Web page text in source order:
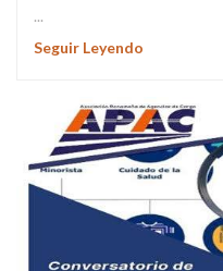
...
Seguir Leyendo